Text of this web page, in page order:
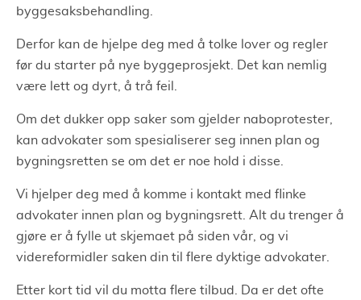
byggesaksbehandling.
Derfor kan de hjelpe deg med å tolke lover og regler
før du starter på nye byggeprosjekt. Det kan nemlig
være lett og dyrt, å trå feil.
Om det dukker opp saker som gjelder naboprotester,
kan advokater som spesialiserer seg innen plan og
bygningsretten se om det er noe hold i disse.
Vi hjelper deg med å komme i kontakt med flinke
advokater innen plan og bygningsrett. Alt du trenger å
gjøre er å fylle ut skjemaet på siden vår, og vi
videreformidler saken din til flere dyktige advokater.
Etter kort tid vil du motta flere tilbud. Da er det ofte